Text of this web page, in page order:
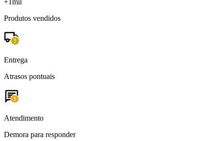
+1mil
Produtos vendidos
Entrega
Atrasos pontuais
Atendimento
Demora para responder